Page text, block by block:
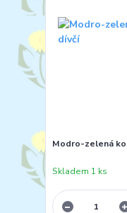
Modro-zelená
Skladem 1 ks